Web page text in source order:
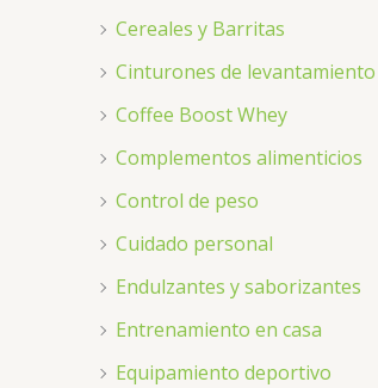
Cereales y Barritas
Cinturones de levantamiento
Coffee Boost Whey
Complementos alimenticios
Control de peso
Cuidado personal
Endulzantes y saborizantes
Entrenamiento en casa
Equipamiento deportivo